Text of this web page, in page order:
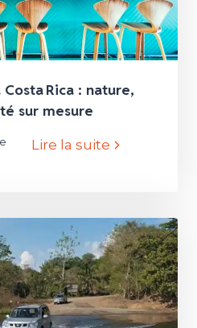
Rica : nature,
sur mesure
Lire la suite